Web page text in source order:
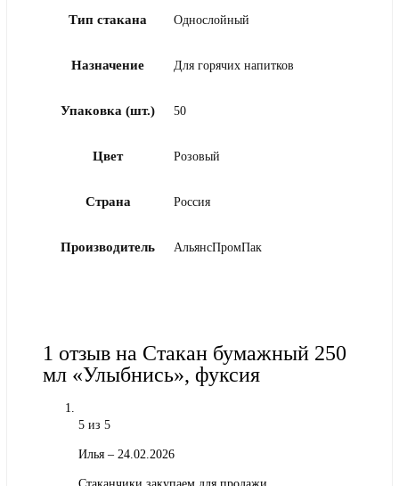
Тип стакана Однослойный
Назначение Для горячих напитков
Упаковка (шт.) 50
Цвет Розовый
Страна Россия
Производитель АльянсПромПак
1 отзыв на Стакан бумажный 250
мл «Улыбнись», фуксия
5 из 5
Илья – 24.02.2026